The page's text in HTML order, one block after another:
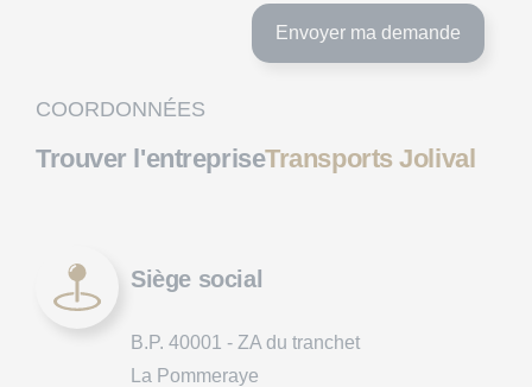
COORDONNÉES
Trouver l'entrepriseTransports Jolival
Siège social
B.P. 40001 - ZA du tranchet
La Pommeraye